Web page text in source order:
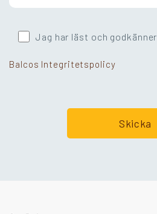
Jag har läst och godkänner
Balcos Integritetspolicy